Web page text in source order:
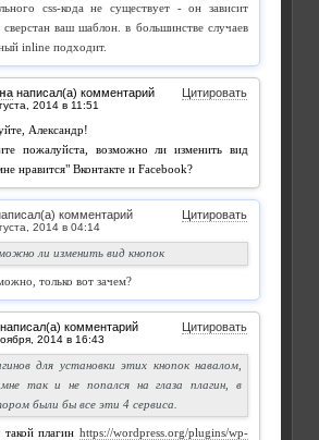
css-кода не существует - он зависит
сверстан ваш шаблон. в большинстве случаев
inline подходит.
написал(а) комментарий Цитировать
Александр!
пожалуйста, возможно ли изменить вид
нравится" Вконтакте и Facebook?
комментарий Цитировать
ли изменить вид кнопок
только вот зачем?
написал(а) комментарий Цитировать
для установки этих кнопок навалом,
так и не попался на глаза плагин, в
были бы все эти 4 сервиса.
такой плагин https://wordpress.org/plugins/wp-